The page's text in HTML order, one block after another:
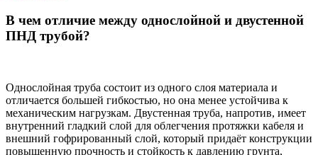
В чем отличие между однослойной и двустенной
ПНД трубой?
Однослойная труба состоит из одного слоя материала и
отличается большей гибкостью, но она менее устойчива к
механическим нагрузкам. Двустенная труба, напротив, имеет
внутренний гладкий слой для облегчения протяжки кабеля и
внешний гофрированный слой, который придаёт конструкции
повышенную прочность и стойкость к давлению грунта,